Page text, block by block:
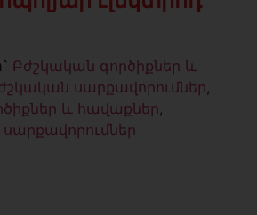
Բժշկական գործիքներ և
սարքավորումներ,
և հավաքներ,